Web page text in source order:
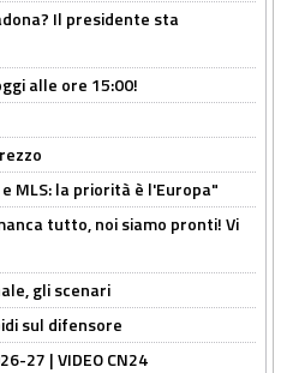
Il presidente sta
alle ore 15:00!
MLS: la priorità è l'Europa"
tutto, noi siamo pronti! Vi
gli scenari
sul difensore
27 | VIDEO CN24